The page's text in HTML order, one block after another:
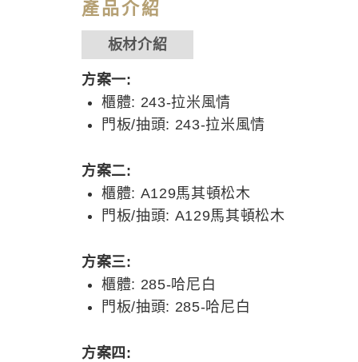
產品介紹
板材介紹
方案一:
櫃體: 243-拉米風情
門板/抽頭: 243-拉米風情
方案二:
櫃體: A129馬其頓松木
門板/抽頭: A129馬其頓松木
方案三:
櫃體: 285-哈尼白
門板/抽頭: 285-哈尼白
方案四: